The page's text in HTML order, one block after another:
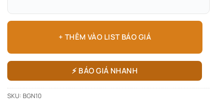
+ THÊM VÀO LIST BÁO GIÁ
⚡ BÁO GIÁ NHANH
SKU: BGN10